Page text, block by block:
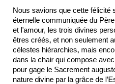
Nous savions que cette félicité
éternelle communiquée du
et l’amour, les trois divines
êtres créés, et non seulement
célestes hiérarchies, mais
dans la chair qui compose
pour gage le Sacrement
nature divine par la grâce de